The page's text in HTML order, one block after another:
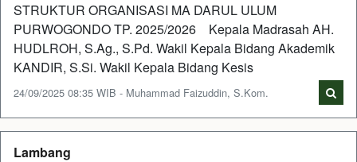
STRUKTUR ORGANISASI MA DARUL ULUM
PURWOGONDO TP. 2025/2026 Kepala Madrasah AH.
HUDLROH, S.Ag., S.Pd. Wakil Kepala Bidang Akademik
KANDIR, S.Si. Wakil Kepala Bidang Kesis
24/09/2025 08:35 WIB - Muhammad Faizuddin, S.Kom.
Lambang